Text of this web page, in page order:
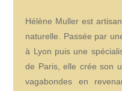
Hélène Muller est
naturelle. Passée par
à Lyon puis une
de Paris, elle crée son
vagabondes en